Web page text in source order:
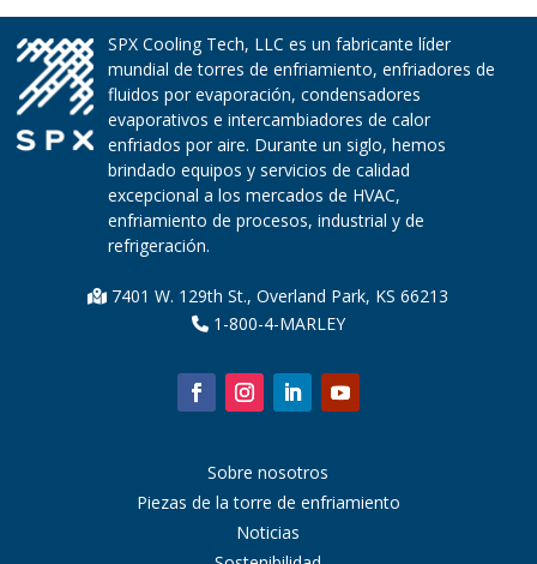
SPX Cooling Tech, LLC es un fabricante líder
mundial de torres de enfriamiento, enfriadores de
fluidos por evaporación, condensadores
evaporativos e intercambiadores de calor
enfriados por aire. Durante un siglo, hemos
brindado equipos y servicios de calidad
excepcional a los mercados de HVAC,
enfriamiento de procesos, industrial y de
refrigeración.
7401 W. 129th St., Overland Park, KS 66213
1-800-4-MARLEY
Sobre nosotros
Piezas de la torre de enfriamiento
Noticias